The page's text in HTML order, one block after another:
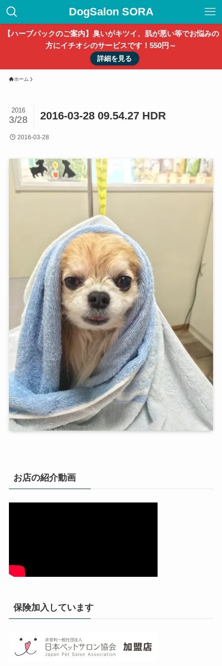
DogSalon SORA
【ハーブパックのご案内】臭いがキツイ、肌が悪い等でお悩みの
方にイチオシのサービスです！550円～
詳細を見る
ホーム
2016-03-28 09.54.27 HDR
2016
3/28
2016-03-28
お店の紹介動画
保険加入しています